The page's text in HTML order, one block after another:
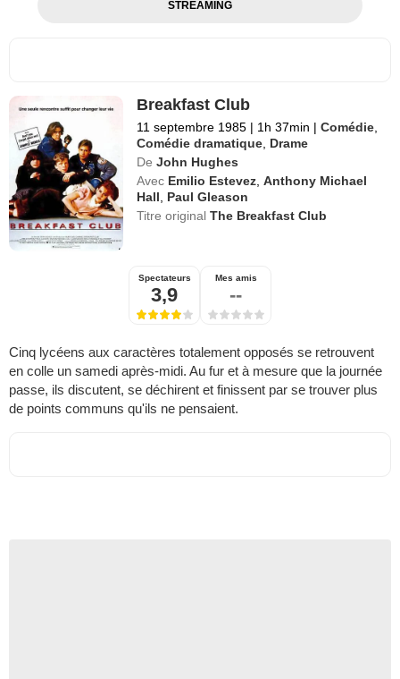
STREAMING
Breakfast Club
11 septembre 1985 | 1h 37min | Comédie
Comédie dramatique Drame
De John Hughes
Avec Emilio Estevez ,Anthony Michael
Hall
Paul Gleason
Titre originalThe Breakfast Club
Spectateurs
3,9
Mes amis
--
Cinq lycéens aux caractères totalement opposés se retrouvent
en colle un samedi après-midi. Au fur et à mesure que la journée
passe, ils discutent, se déchirent et finissent par se trouver plus
de points communs qu'ils ne pensaient.